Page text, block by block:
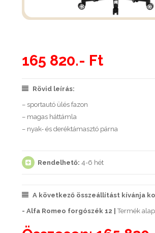
165 820.- Ft
Rövid leírás:
– sportautó ülés fazon
– magas háttámla
– nyak- és deréktámasztó párna
Rendelhető: 4-6 hét
A következő összeállítást kívánja
- Alfa Romeo forgószék 12 |Termék